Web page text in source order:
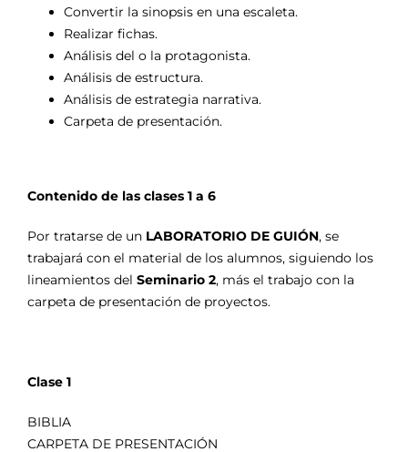
Convertir la sinopsis en una escaleta.
Realizar fichas.
Análisis del o la protagonista.
Análisis de estructura.
Análisis de estrategia narrativa.
Carpeta de presentación.
Contenido de las clases 1 a 6
Por tratarse de un LABORATORIO DE GUIÓN, se
trabajará con el material de los alumnos, siguiendo los
lineamientos del Seminario 2, más el trabajo con la
carpeta de presentación de proyectos.
Clase 1
BIBLIA
CARPETA DE PRESENTACIÓN